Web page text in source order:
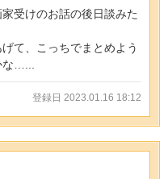
受けのお話の後日談みた
て、こっちでまとめよう
…...
登録日 2023.01.16 18:12